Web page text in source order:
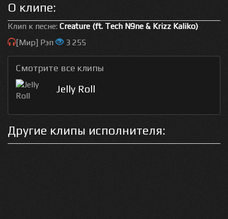
О клипе:
Клип к песне: Creature (ft. Tech N9ne & Krizz Kaliko)
[Мир] Рэп
3 255
Смотрите все клипы
Jelly Roll
Другие клипы исполнителя: